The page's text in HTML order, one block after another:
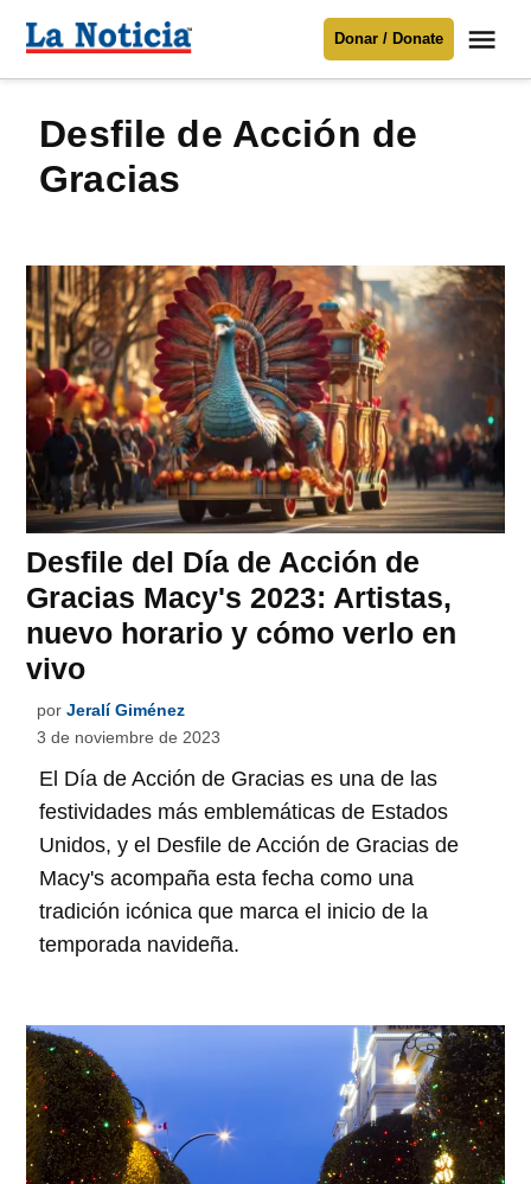
Para mantenerte informado necesitamostu apoyo
contenido
Noticia
Donar / Donate
desfile de Acción de
Gracias
Desfile del Día de Acción de
Gracias Macy's 2023: Artistas,
nuevo horario y cómo verlo en
vivo
por Jeralí Giménez
3 de noviembre de 2023
El Día de Acción de Gracias es una de las
festividades más emblemáticas de Estados
Unidos, y el Desfile de Acción de Gracias de
Macy's acompaña esta fecha como una
tradición icónica que marca el inicio de la
temporada navideña.